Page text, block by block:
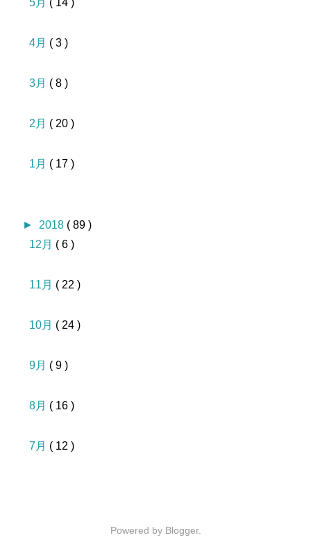
4月 ( 3 )
3月 ( 8 )
2月 ( 20 )
1月 ( 17 )
► 2018 ( 89 )
12月 ( 6 )
11月 ( 22 )
10月 ( 24 )
9月 ( 9 )
8月 ( 16 )
7月 ( 12 )
Powered by Blogger.